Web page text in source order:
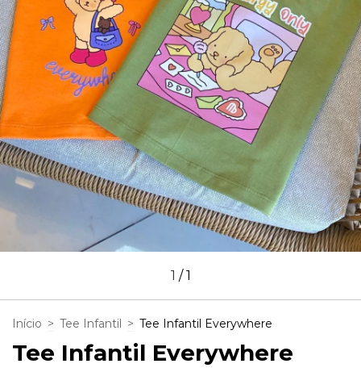
1 /1
Início > Tee Infantil > Tee Infantil Everywhere
Tee Infantil Everywhere